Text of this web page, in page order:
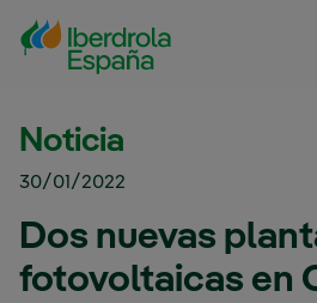
Saltar al contenido principal
Noticia
30/01/2022
Dos nuevas
fotovoltaicas en